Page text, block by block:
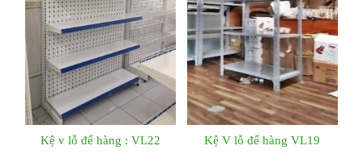
Kệ v lỗ để hàng : VL22 Kệ V lỗ để hàng VL19